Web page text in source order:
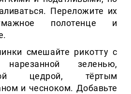
Переложите их
полотенце и
смешайте рикотту с
зеленью,
цедрой, тёртым
и чесноком. Добавьте